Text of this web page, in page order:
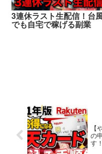
3連休ラスト生配信！台
でも自宅で稼げる副業
の
す！